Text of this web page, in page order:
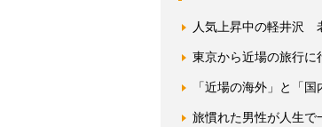
人気上昇中の軽井沢
東京から近場の旅行に
「近場の海外」と「
旅慣れた男性が人生で